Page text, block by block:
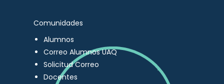
Comunidades
Alumnos
Correo Alumnos UAQ
Solicitud Correo
Docentes